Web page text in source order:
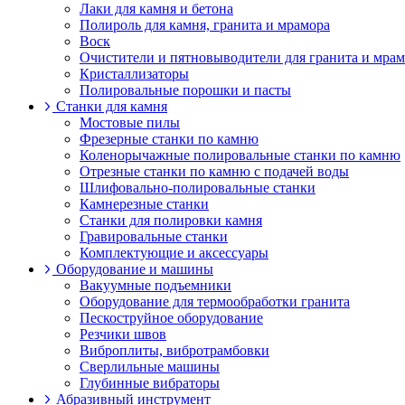
Лаки для камня и бетона
Полироль для камня, гранита и мрамора
Воск
Очистители и пятновыводители для гранита и
Кристаллизаторы
Полировальные порошки и пасты
Станки для камня
Мостовые пилы
Фрезерные станки по камню
Коленорычажные полировальные станки по камню
Отрезные станки по камню с подачей воды
Шлифовально-полировальные станки
Камнерезные станки
Станки для полировки камня
Гравировальные станки
Комплектующие и аксессуары
Оборудование и машины
Вакуумные подъемники
Оборудование для термообработки гранита
Пескоструйное оборудование
Резчики швов
Виброплиты, вибротрамбовки
Cверлильные машины
Глубинные вибраторы
Абразивный инструмент